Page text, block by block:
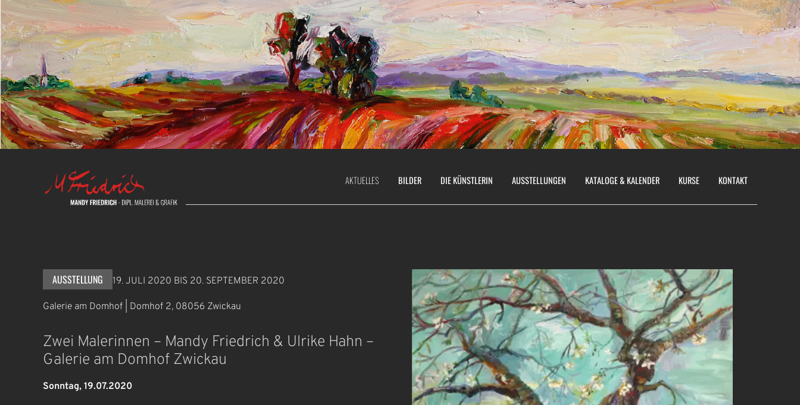
AKTUELLES BILDER DIE KÜNSTLERIN AUSSTELLUNGEN KATALOGE & KALENDER KURSE KONTAKT
AUSSTELLUNG 19. JULI 2020 BIS 20. SEPTEMBER 2020
Galerie am Domhof | Domhof 2, 08056 Zwickau
Zwei Malerinnen – Mandy Friedrich & Ulrike Hahn –
Galerie am Domhof Zwickau
Sonntag, 19.07.2020